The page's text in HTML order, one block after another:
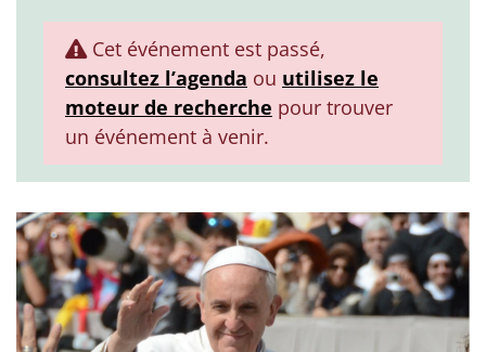
Cet événement est passé,
consultez l’agenda ou utilisez le
moteur de recherche pour trouver
un événement à venir.